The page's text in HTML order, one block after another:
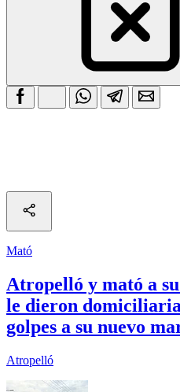
Mató
Atropelló y mató a
le dieron
golpes a su nuevo
Atropelló